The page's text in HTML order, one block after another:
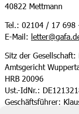
40822 Mettmann
Tel.: 02104 / 17 698
E-Mail:
Sitz der Gesellschaft:
Amtsgericht
HRB 20096
Ust.-IdNr.:
Geschäftsführer: